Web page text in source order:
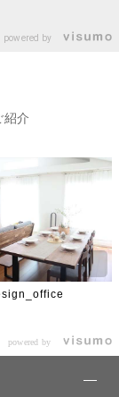
powered by
紹介
powered by